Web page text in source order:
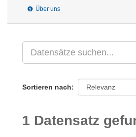
Über uns
Sortieren nach
1 Datensatz